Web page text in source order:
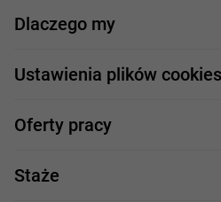
Dlaczego my
Nasi pracownicy
Nasze projekty
Profile zawodowe
Ustawienia plików cookies
Oferty pracy
Formularz aplikacyjny
Staże